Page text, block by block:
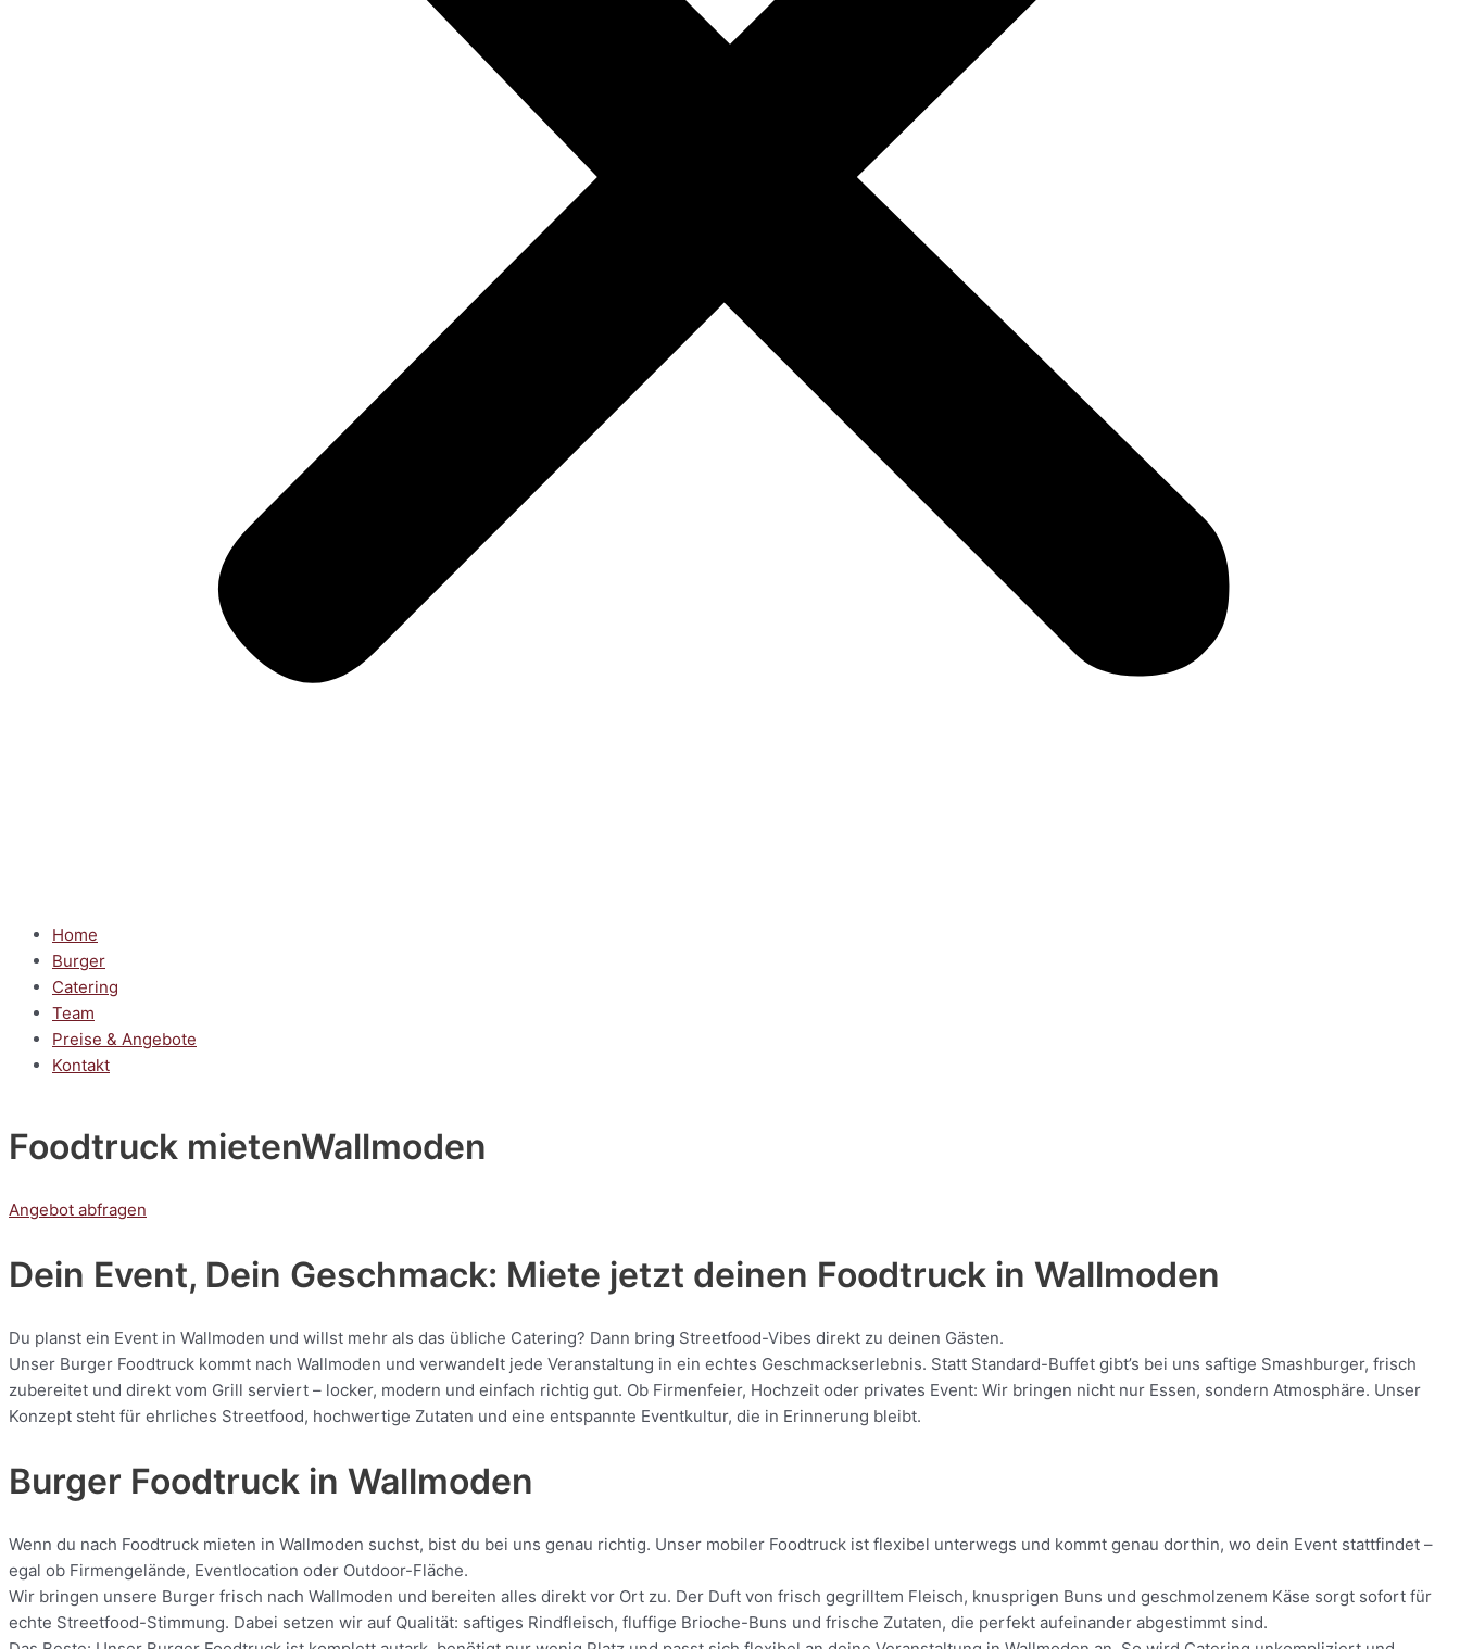
Home
Burger
Catering
Team
Preise & Angebote
Kontakt
Foodtruck mietenWallmoden
Angebot abfragen
Dein Event, Dein Geschmack: Miete jetzt deinen Foodtruck in Wallmoden
Du planst ein Event in Wallmoden und willst mehr als das übliche Catering? Dann bring Streetfood-Vibes direkt zu deinen Gästen.
Unser Burger Foodtruck kommt nach Wallmoden und verwandelt jede Veranstaltung in ein echtes Geschmackserlebnis. Statt Standard-Buffet gibt’s bei uns saftige Smashburger, frisch
zubereitet und direkt vom Grill serviert – locker, modern und einfach richtig gut. Ob Firmenfeier, Hochzeit oder privates Event: Wir bringen nicht nur Essen, sondern Atmosphäre. Unser
Konzept steht für ehrliches Streetfood, hochwertige Zutaten und eine entspannte Eventkultur, die in Erinnerung bleibt.
Burger Foodtruck in Wallmoden
Wenn du nach Foodtruck mieten in Wallmoden suchst, bist du bei uns genau richtig. Unser mobiler Foodtruck ist flexibel unterwegs und kommt genau dorthin, wo dein Event stattfindet –
egal ob Firmengelände, Eventlocation oder Outdoor-Fläche.
Wir bringen unsere Burger frisch nach Wallmoden und bereiten alles direkt vor Ort zu. Der Duft von frisch gegrilltem Fleisch, knusprigen Buns und geschmolzenem Käse sorgt sofort für
echte Streetfood-Stimmung. Dabei setzen wir auf Qualität: saftiges Rindfleisch, fluffige Brioche-Buns und frische Zutaten, die perfekt aufeinander abgestimmt sind.